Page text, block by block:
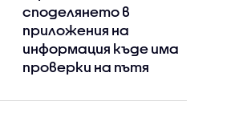
споделянето в
приложения на
информация къде има
проверки на пътя